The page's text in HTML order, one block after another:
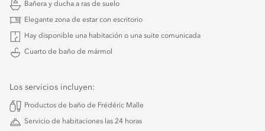
Bañera y ducha a ras de suelo
Elegante zona de estar con escritorio
Hay disponible una habitación o una suite comunicada
Cuarto de baño de mármol
Los servicios incluyen:
Productos de baño de Frédéric Malle
Servicio de habitaciones las 24 horas